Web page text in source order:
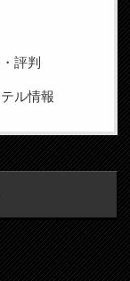
評判
ル情報